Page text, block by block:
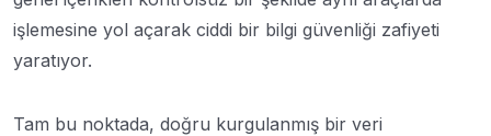
işlemesine yol açarak ciddi bir bilgi güvenliği zafiyeti
yaratıyor.
Tam bu noktada, doğru kurgulanmış bir veri